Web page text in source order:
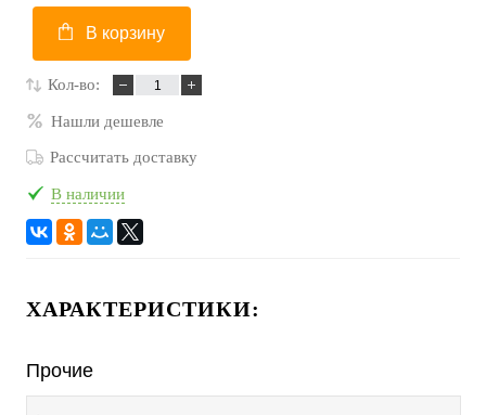
В корзину
Кол-во:
Нашли дешевле
Рассчитать доставку
В наличии
ХАРАКТЕРИСТИКИ:
Прочие